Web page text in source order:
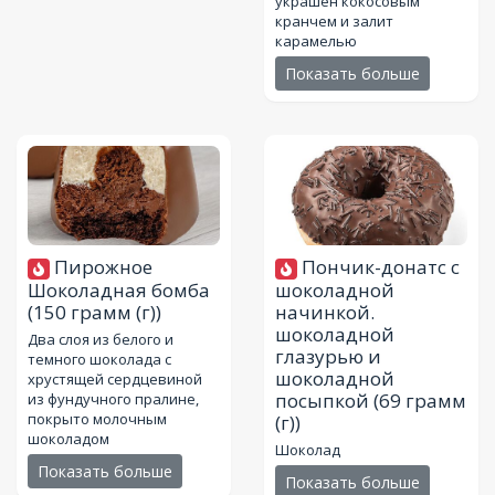
кранчем и залит
карамелью
Показать больше
Пирожное
Шоколадная бомба
(150 грамм (г))
Два слоя из белого и
темного шоколада с
хрустящей сердцевиной
из фундучного пралине,
покрыто молочным
шоколадом
Показать больше
Пончик-донатс с
шоколадной
начинкой.
шоколадной
глазурью и
шоколадной
посыпкой (69 грамм
(г))
Шоколад
Показать больше